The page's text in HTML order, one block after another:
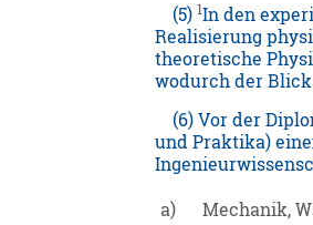
(5)1In den
Realisierung
theoretische
wodurch der
(6) Vor der
und Praktika)
a) Mechanik,